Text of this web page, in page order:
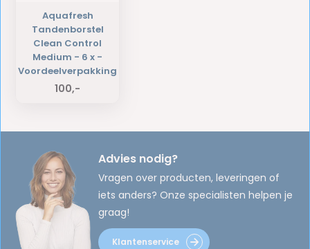
Aquafresh
Tandenborstel
Clean Control
Medium - 6 x -
Voordeelverpakking
100,-
Advies nodig?
Vragen over producten, leveringen of
iets anders? Onze specialisten helpen je
graag!
Klantenservice